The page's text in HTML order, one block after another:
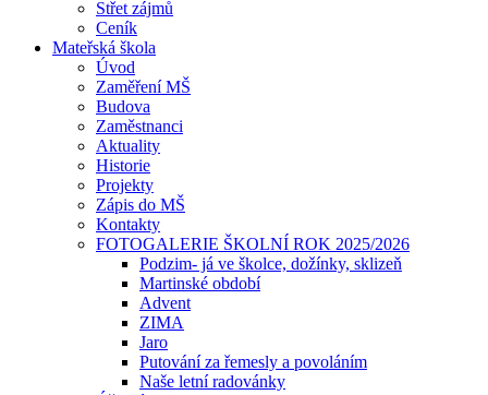
Střet zájmů
Ceník
Mateřská škola
Úvod
Zaměření MŠ
Budova
Zaměstnanci
Aktuality
Historie
Projekty
Zápis do MŠ
Kontakty
FOTOGALERIE ŠKOLNÍ ROK 2025/2026
Podzim- já ve školce, dožínky, sklizeň
Martinské období
Advent
ZIMA
Jaro
Putování za řemesly a povoláním
Naše letní radovánky